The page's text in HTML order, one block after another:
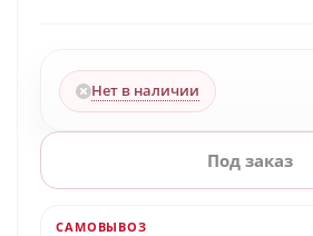
Нет в наличии
Под заказ
САМОВЫВОЗ